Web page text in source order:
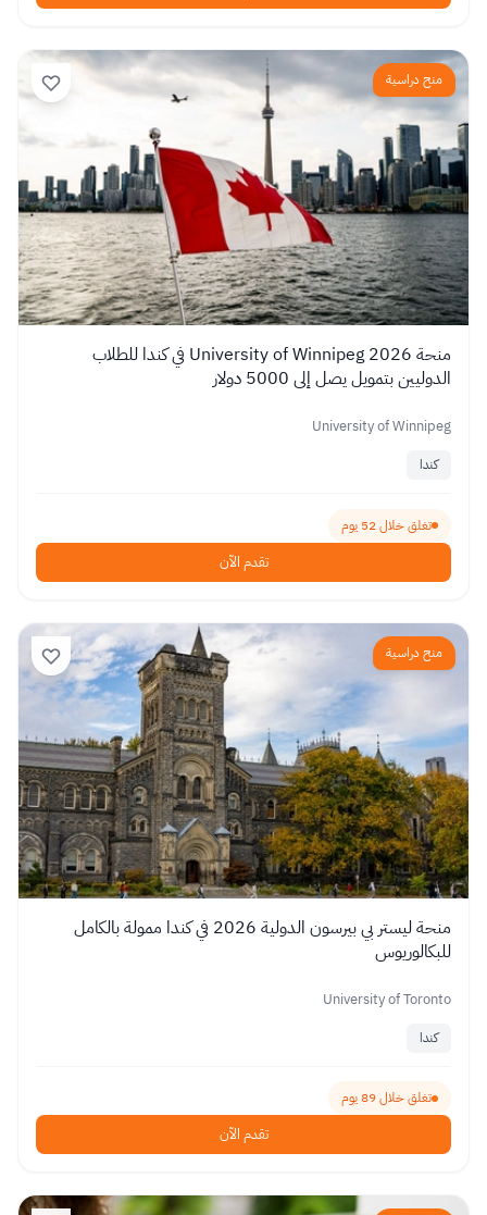
منح دراسية
منحة University of Winnipeg 2026 في كندا للطلاب
الدوليين بتمويل يصل إلى 5000 دولار
University of Winnipeg
كندا
تغلق خلال 52 يوم
تقدم الآن
منح دراسية
منحة ليستر بي بيرسون الدولية 2026 في كندا ممولة بالكامل
للبكالوريوس
University of Toronto
كندا
تغلق خلال 89 يوم
تقدم الآن